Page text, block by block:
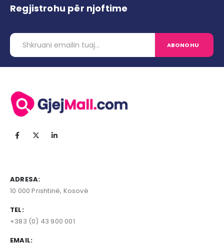
Regjistrohu për njoftime
ADRESA:
10 000 Prishtinë, Kosovë
TEL:
+383 (0) 43 900 001
EMAIL: